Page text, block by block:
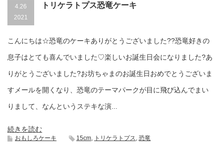
4.26
2021
トリケラトプス恐竜ケーキ
こんにちは☆恐竜のケーキありがとうございました??恐竜好きの
息子はとても喜んでいました♡楽しいお誕生日会になりました?あ
りがとうございました?お坊ちゃまのお誕生日おめでとうございま
すメールを開くなり、恐竜のテーマパークが目に飛び込んでまい
りまして、なんというステキな演...
続きを読む
おもしろケーキ 15cm トリケラトプス 恐竜